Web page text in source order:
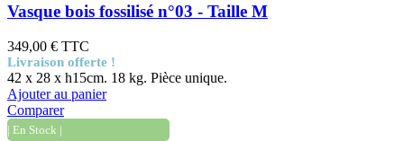
Vasque bois fossilisé n°03 - Taille M
349,00 € TTC
Livraison offerte !
42 x 28 x h15cm. 18 kg. Pièce unique.
Ajouter au panier
Comparer
| En Stock |